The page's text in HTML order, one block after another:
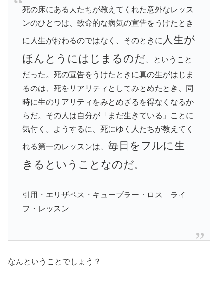
死の床にある人たちが教えてくれた意外なレッス
ンのひとつは、致命的な病気の宣告をうけたとき
に人生がおわるのではなく、そのときに 人生が
ほんとうにはじまるのだ 、ということ
だった。死の宣告をうけたときに真の生がはじま
るのは、死をリアリティとしてみとめたとき、同
時に生のリアリティをみとめざるを得なくなるか
らだ。その人は自分が「まだ生きている」ことに
気付く。ようするに、死にゆく人たちが教えてく
れる第一のレッスンは、 毎日をフルに生
きるということなのだ。
引用・エリザベス・キューブラー・ロス ライ
フ・レッスン
なんということでしょう？